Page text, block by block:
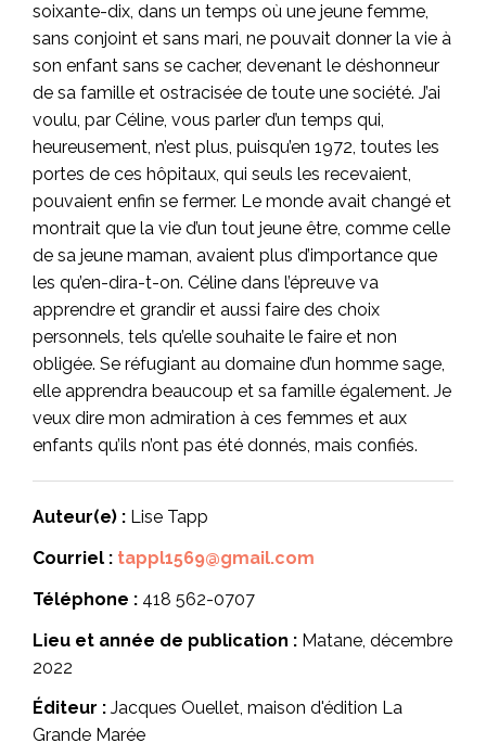
soixante-dix, dans un temps où une jeune femme,
sans conjoint et sans mari, ne pouvait donner la vie à
son enfant sans se cacher, devenant le déshonneur
de sa famille et ostracisée de toute une société. J’ai
voulu, par Céline, vous parler d’un temps qui,
heureusement, n’est plus, puisqu’en 1972, toutes les
portes de ces hôpitaux, qui seuls les recevaient,
pouvaient enfin se fermer. Le monde avait changé et
montrait que la vie d’un tout jeune être, comme celle
de sa jeune maman, avaient plus d’importance que
les qu’en-dira-t-on. Céline dans l’épreuve va
apprendre et grandir et aussi faire des choix
personnels, tels qu’elle souhaite le faire et non
obligée. Se réfugiant au domaine d’un homme sage,
elle apprendra beaucoup et sa famille également. Je
veux dire mon admiration à ces femmes et aux
enfants qu’ils n’ont pas été donnés, mais confiés.
Auteur(e) : Lise Tapp
Courriel : tappl1569@gmail.com
Téléphone : 418 562-0707
Lieu et année de publication : Matane, décembre
2022
Éditeur : Jacques Ouellet, maison d'édition La
Grande Marée